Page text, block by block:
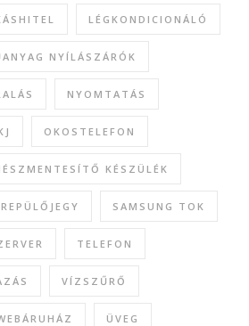
LÉGKONDICIONÁLÓ
NYÍLÁSZÁRÓK
NYOMTATÁS
OKOSTELEFON
KÉSZÜLÉK
REPÜLŐJEGY SAMSUNG TOK
TELEFON
VÍZSZŰRŐ
ÜVEG